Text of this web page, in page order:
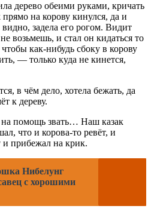
дерево обеими руками, кричать
на корову кинулся, да и
задела его рогом. Видит
возьмешь, и стал он кидаться то
как-нибудь сбоку в корову
— только куда не кинется,
в чём дело, хотела бежать, да
к дереву.
на помощь звать… Наш казак
что и корова-то ревёт, и
и прибежал на крик.
Нибелунг
с хорошими